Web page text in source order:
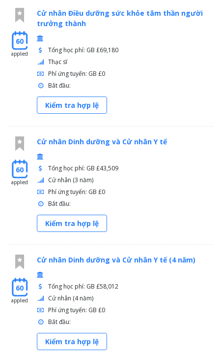
60
applied
Cử nhân Điều dưỡng sức khỏe tâm thần người
trưởng thành
Tổng học phí: GB £69,180
Thạc sĩ
Phí ứng tuyển: GB £0
Bắt đầu:
Kiểm tra hợp lệ
60
applied
Cử nhân Dinh dưỡng và Cử nhân Y tế
Tổng học phí: GB £43,509
Cử nhân (3 năm)
Phí ứng tuyển: GB £0
Bắt đầu:
Kiểm tra hợp lệ
60
applied
Cử nhân Dinh dưỡng và Cử nhân Y tế (4 năm)
Tổng học phí: GB £58,012
Cử nhân (4 năm)
Phí ứng tuyển: GB £0
Bắt đầu:
Kiểm tra hợp lệ